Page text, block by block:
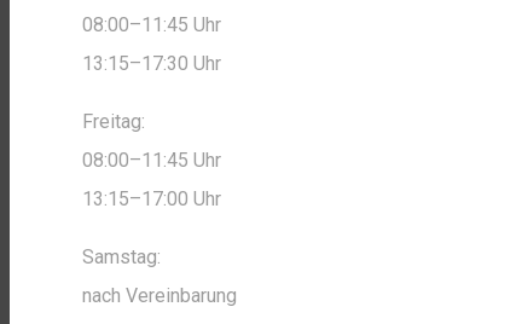
08:00–11:45 Uhr
13:15–17:30 Uhr
Freitag:
08:00–11:45 Uhr
13:15–17:00 Uhr
Samstag:
nach Vereinbarung